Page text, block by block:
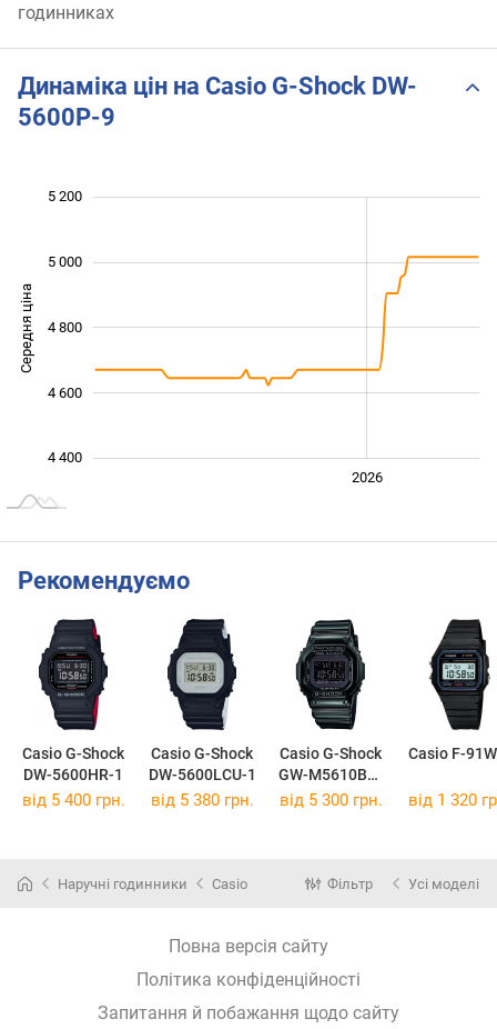
годинниках
Динаміка цін на Casio G-Shock DW-
5600P-9
Середня ціна 4 400
4 400
4 600
4 800
5 000
5 200
2026
Рекомендуємо
Casio G-Shock
DW-5600HR-1
Casio G-Shock
DW-5600LCU-1
Casio G-Shock
GW-M5610BB-
1
Casio F-
від 5 400 грн. від 5 380 грн. від 5 300 грн. від 1 320
Наручні годинники Casio Фільтр Усі моделі
Повна версія сайту
Політика конфіденційності
Запитання й побажання щодо сайту